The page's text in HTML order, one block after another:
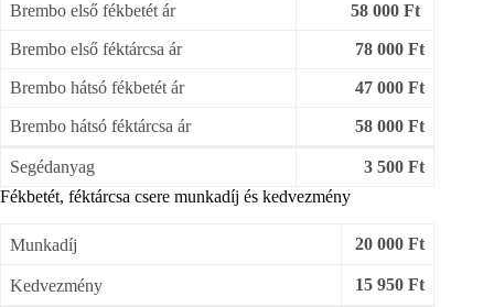
Brembo első fékbetét ár 58 000 Ft
Brembo első féktárcsa ár 78 000 Ft
Brembo hátsó fékbetét ár 47 000 Ft
Brembo hátsó féktárcsa ár 58 000 Ft
Segédanyag
3 500 Ft
Fékbetét, féktárcsa csere munkadíj és kedvezmény
Munkadíj 20 000 Ft
Kedvezmény 15 950 Ft